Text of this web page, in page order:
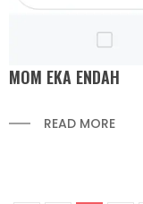
MOM EKA ENDAH
READ MORE